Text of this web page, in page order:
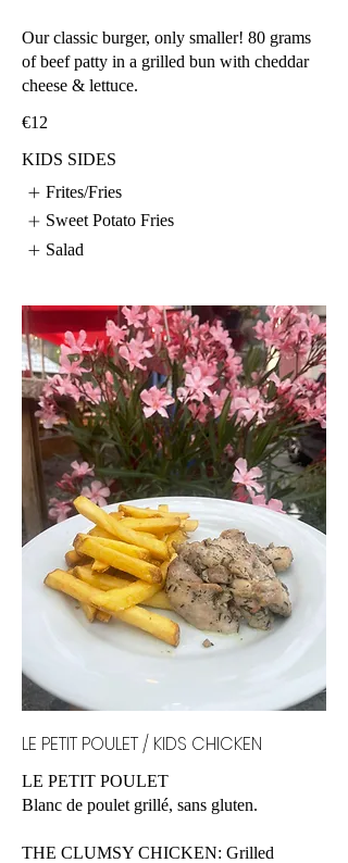
Our classic burger, only smaller! 80 grams
of beef patty in a grilled bun with cheddar
cheese & lettuce.
€12
KIDS SIDES
Frites/Fries
Sweet Potato Fries
Salad
LE PETIT POULET / KIDS CHICKEN
LE PETIT POULET
Blanc de poulet grillé, sans gluten.
THE CLUMSY CHICKEN: Grilled